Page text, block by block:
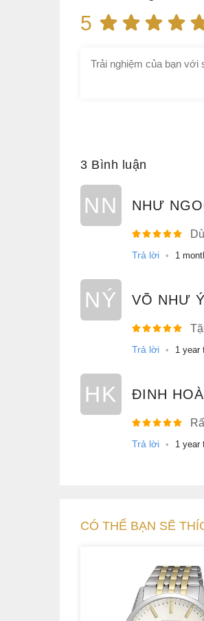
5
3 Bình luận
NN NHƯ
Trả lời • 1
NÝ VÕ NHƯ Ý
Trả lời • 1 year
HK ĐINH
Trả lời • 1 year
CÓ THỂ BẠN SẼ